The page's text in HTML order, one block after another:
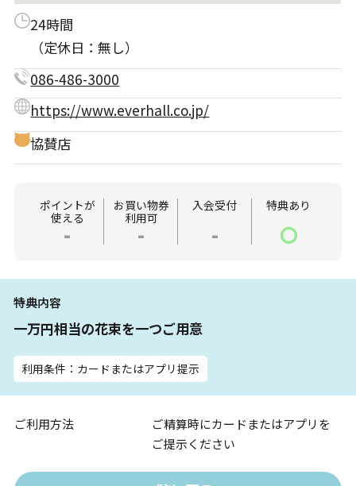
24時間
（定休日：無し）
086-486-3000
https://www.everhall.co.jp/
協賛店
ポイントが
使える
-
お買い物券
利用可
-
入会受付
-
特典あり
〇
特典内容
一万円相当の花束を一つご用意
利用条件：カードまたはアプリ提示
ご利用方法
ご精算時にカードまたはアプリを
ご提示ください